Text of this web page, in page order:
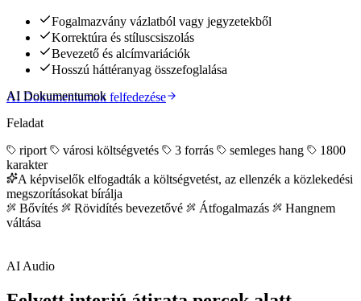
Fogalmazvány vázlatból vagy jegyzetekből
Korrektúra és stíluscsiszolás
Bevezető és alcímvariációk
Hosszú háttéranyag összefoglalása
AI Dokumentumok felfedezése
AI Dokumentumok
Feladat
riport
városi költségvetés 3 forrás semleges hang
1800
karakter
A képviselők elfogadták a költségvetést, az ellenzék a közlekedési
megszorításokat bírálja
Bővítés
Rövidítés bevezetővé Átfogalmazás
Hangnem
váltása
AI Audio